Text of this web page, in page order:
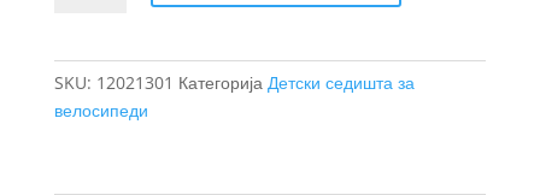
SKU: 12021301 Категорија Детски седишта за
велосипеди